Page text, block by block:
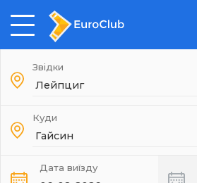
Звідки
Куди
Дата виїзду